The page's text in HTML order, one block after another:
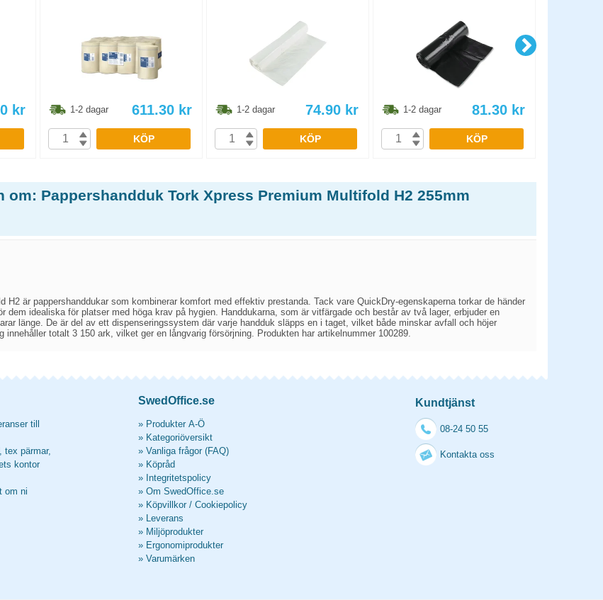
kr 1-2 dagar 611.30 kr
KÖP
1-2 dagar 74.90 kr
KÖP
1-2 dagar 81.30 kr
KÖP
om: Pappershandduk Tork Xpress Premium Multifold H2 255mm
H2 är pappershanddukar som kombinerar komfort med effektiv prestanda. Tack vare QuickDry-egenskaperna torkar de händer
dem idealiska för platser med höga krav på hygien. Handdukarna, som är vitfärgade och består av två lager, erbjuder en
länge. De är del av ett dispenseringssystem där varje handduk släpps en i taget, vilket både minskar avfall och höjer
innehåller totalt 3 150 ark, vilket ger en långvarig försörjning. Produkten har artikelnummer 100289.
till
tex pärmar,
kontor
om ni
SwedOffice.se
» Produkter A-Ö
» Kategoriöversikt
» Vanliga frågor (FAQ)
» Köpråd
» Integritetspolicy
» Om SwedOffice.se
» Köpvillkor / Cookiepolicy
» Leverans
» Miljöprodukter
» Ergonomiprodukter
» Varumärken
Kundtjänst
08-24 50 55
Kontakta oss